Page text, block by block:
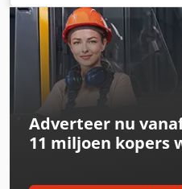
achterkant - Ortlinghaus
Kantelbare roltafel of
kunststofrollen - Centrale
Adverteer nu
11 miljoen kopers